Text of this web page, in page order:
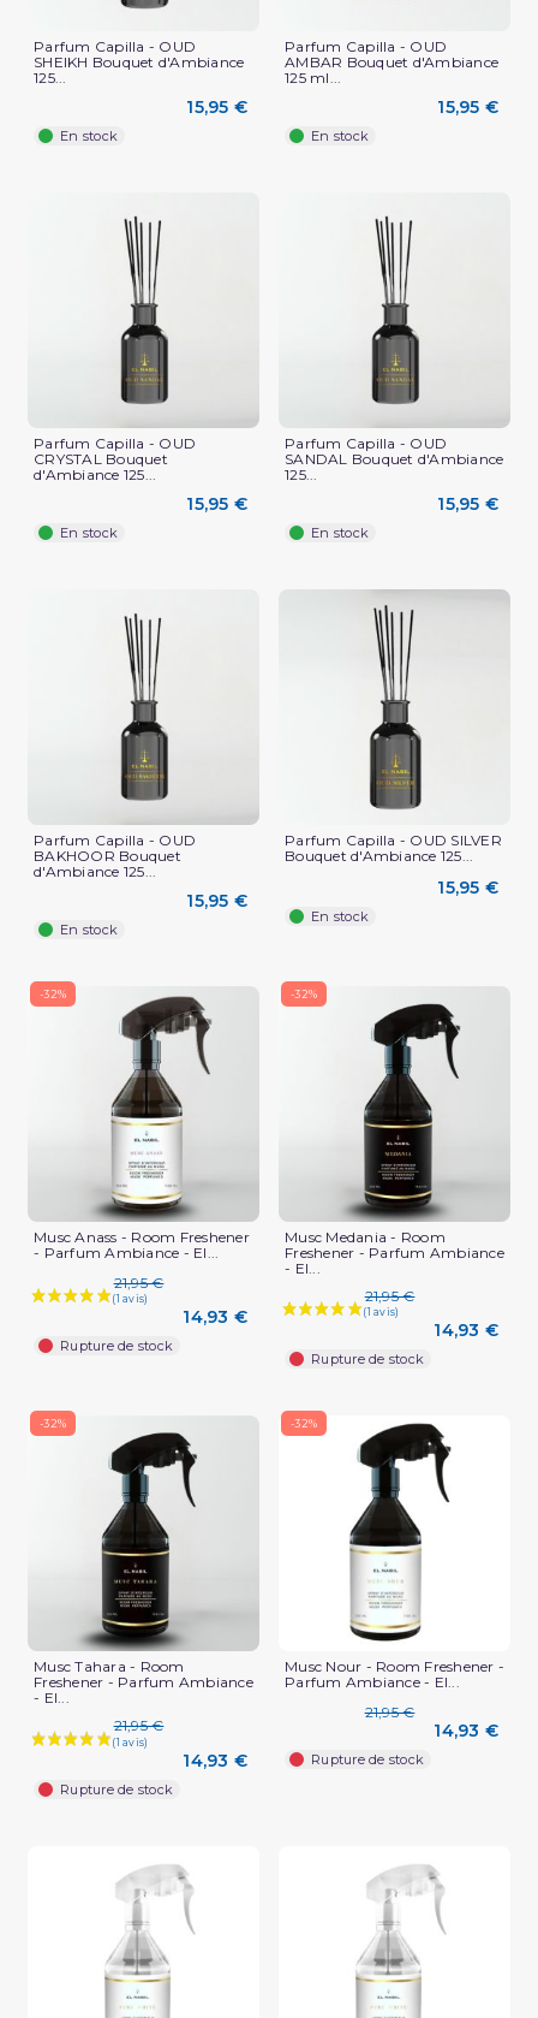
Parfum Capilla - OUD
SHEIKH Bouquet d'Ambiance
125...
15,95 €
En stock
Parfum Capilla - OUD
AMBAR Bouquet d'Ambiance
125 ml...
15,95 €
En stock
Parfum Capilla - OUD
CRYSTAL Bouquet
d'Ambiance 125...
15,95 €
En stock
Parfum Capilla - OUD
SANDAL Bouquet d'Ambiance
125...
15,95 €
En stock
Parfum Capilla - OUD
BAKHOOR Bouquet
d'Ambiance 125...
15,95 €
En stock
Parfum Capilla - OUD SILVER
Bouquet d'Ambiance 125...
15,95 €
En stock
-32%
Musc Anass - Room Freshener
- Parfum Ambiance - El...
21,95 €
14,93 €
Rupture de stock
-32%
Musc Medania - Room
Freshener - Parfum Ambiance
- El...
21,95 €
14,93 €
Rupture de stock
-32%
Musc Tahara - Room
Freshener - Parfum Ambiance
- El...
21,95 €
14,93 €
Rupture de stock
-32%
Musc Nour - Room Freshener -
Parfum Ambiance - El...
21,95 €
14,93 €
Rupture de stock